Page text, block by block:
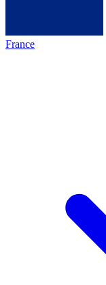
France